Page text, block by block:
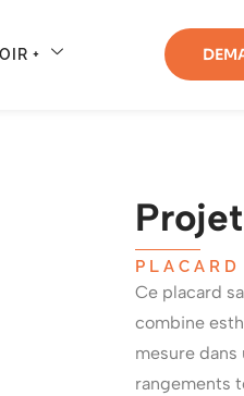
+
Ce placard
combine
mesure
rangements